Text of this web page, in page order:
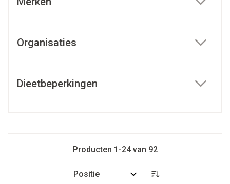
Organisaties
Dieetbeperkingen
Producten 1 -24van 92
Sorteer op: